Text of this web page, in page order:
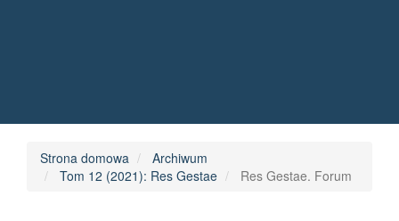
Main Content
Strona domowa
Archiwum
Tom 12 (2021): Res Gestae
Res Gestae. Forum